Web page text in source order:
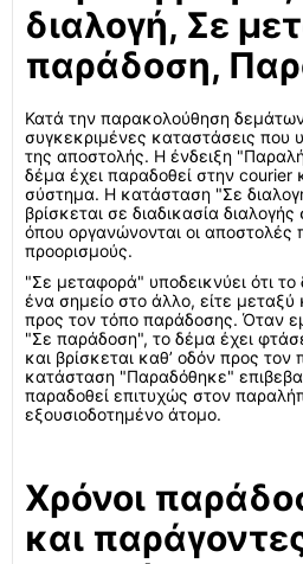
διαλογή, Σε
παράδοση,
Κατά την παρακολούθηση
συγκεκριμένες καταστάσεις που
της αποστολής. Η ένδειξη
δέμα έχει παραδοθεί στην courier
σύστημα. Η κατάσταση "Σε
βρίσκεται σε διαδικασία
όπου οργανώνονται οι αποστολές
προορισμούς.
"Σε μεταφορά" υποδεικνύει ότι το
ένα σημείο στο άλλο, είτε μεταξύ
προς τον τόπο παράδοσης. Όταν
"Σε παράδοση", το δέμα έχει
και βρίσκεται καθ’ οδόν προς
κατάσταση "Παραδόθηκε"
παραδοθεί επιτυχώς στον
εξουσιοδοτημένο άτομο.
Χρόνοι
και